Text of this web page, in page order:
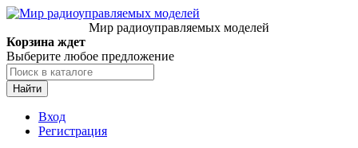
Мир радиоуправляемых моделей
Корзина ждет
Выберите любое предложение
Найти
Вход
Регистрация